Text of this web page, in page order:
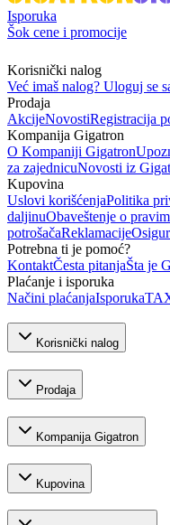
Isporuka
Šok cene i promocije
Korisnički nalog
Već imaš nalog? Uloguj se
Prodaja
AkcijeNovostiRegistracija
Kompanija Gigatron
O Kompaniji Gigatron
za zajednicuNovosti iz
Kupovina
Uslovi korišćenjaPolitika
daljinuObaveštenje o
potrošačaReklamacije
Potrebna ti je pomoć?
KontaktČesta pitanjaŠta je
Plaćanje i isporuka
Načini plaćanjaIsporuka
Korisnički nalog
Prodaja
Kompanija Gigatron
Kupovina